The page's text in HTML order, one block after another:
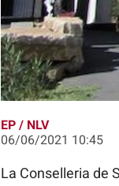
Sanitat detecta a
EP / NLV
06/06/2021 10:45
La Conselleria de